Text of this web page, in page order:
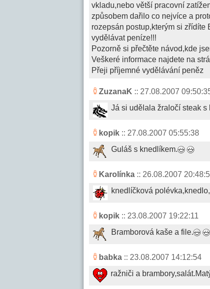
vkladu,nebo větší pracovní
způsobem dařilo co nejvíce a
rozepsán postup,kterým si
vydělávat peníze!!!
Pozorně si přečtěte návod,kde
Veškeré informace najdete na
Přeji příjemné vydělávání peněz
ZuzanaK :: 27.08.2007
Já si udělala žraločí steak
kopik :: 27.08.2007 05:55:38
Guláš s knedlíkem.
Karolínka :: 26.08.2007
knedlíčková
kopik :: 23.08.2007 19:22:11
Bramborová kaše a file.
babka :: 23.08.2007 14:12:54
ražniči a